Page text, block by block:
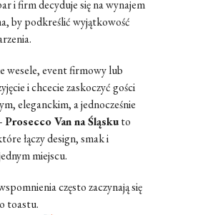
i firm decyduje się na wynajem
by podkreślić wyjątkowość
wesele, event firmowy lub
i chcecie zaskoczyć gości
eleganckim, a jednocześnie
Prosecco Van na Śląskuto
łączy design, smak i
miejscu.
często zaczynają się
toastu.